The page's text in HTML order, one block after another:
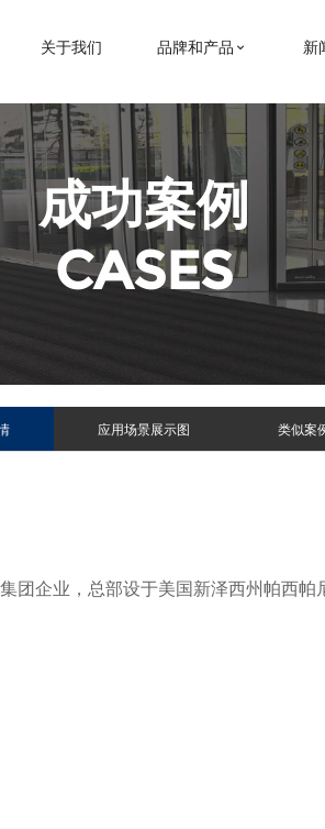
关于我们 品牌和产品 新
成功案例
CASES
应用场景展示图 类似案
企业，总部设于美国新泽西州帕西帕